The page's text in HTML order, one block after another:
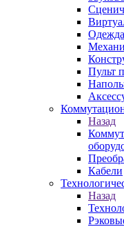
Пульт
Назад
Кабели
Назад